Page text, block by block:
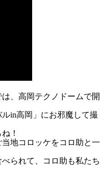
、高岡テクノドームで開
ルin高岡」にお邪魔して撮
！
地コロッケをコロ助と一
られて、コロ助も私たち